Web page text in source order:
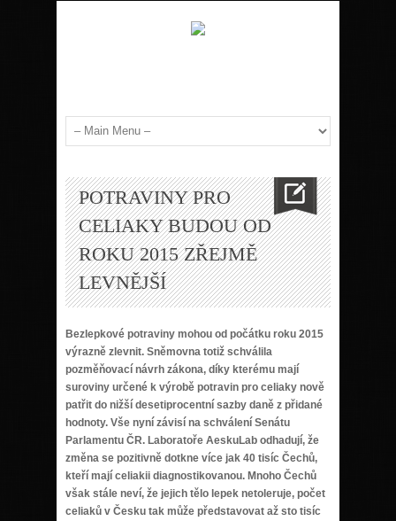
POTRAVINY PRO
CELIAKY BUDOU OD
ROKU 2015 ZŘEJMĚ
LEVNĚJŠÍ
Bezlepkové potraviny mohou od počátku roku 2015
výrazně zlevnit. Sněmovna totiž schválila
pozměňovací návrh zákona, díky kterému mají
suroviny určené k výrobě potravin pro celiaky nově
patřit do nižší desetiprocentní sazby daně z přidané
hodnoty. Vše nyní závisí na schválení Senátu
Parlamentu ČR. Laboratoře AeskuLab odhadují, že
změna se pozitivně dotkne více jak 40 tisíc Čechů,
kteří mají celiakii diagnostikovanou. Mnoho Čechů
však stále neví, že jejich tělo lepek netoleruje, počet
celiaků v Česku tak může představovat až sto tisíc